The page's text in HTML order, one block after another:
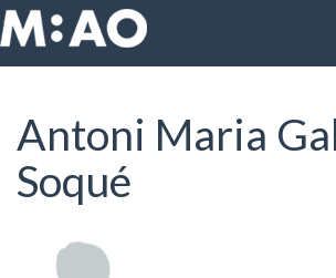
Vés al contingut
Inici Antoni Maria Gallissà i Soqué
Antoni Maria
Soqué